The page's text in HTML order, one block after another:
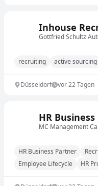
Inhouse
Gottfried Schultz
recruiting active sourcing
Düsseldorf vor 22 Tagen
HR
MC Management
HR Business Partner
Employee Lifecycle
HR